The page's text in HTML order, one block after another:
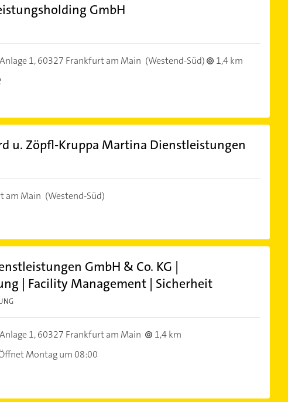
GmbH
1,60327 Frankfurt am Main (Westend-Süd)
1,4 km
u. Zöpfl-Kruppa Martina Dienstleistungen
am Main (Westend-Süd)
GmbH & Co. KG |
| Facility Management | Sicherheit
1,60327 Frankfurt am Main
1,4 km
Montag um 08:00